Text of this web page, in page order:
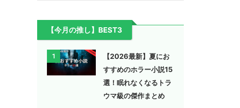
【今月の推し】BEST3
1
【2026最新】夏にお
すすめのホラー小説15
選！眠れなくなるトラ
ウマ級の傑作まとめ